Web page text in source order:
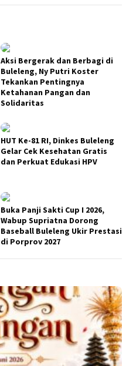
Aksi Bergerak dan Berbagi di
Buleleng, Ny Putri Koster
Tekankan Pentingnya
Ketahanan Pangan dan
Solidaritas
HUT Ke-81 RI, Dinkes Buleleng
Gelar Cek Kesehatan Gratis
dan Perkuat Edukasi HPV
Buka Panji Sakti Cup I 2026,
Wabup Supriatna Dorong
Baseball Buleleng Ukir Prestasi
di Porprov 2027